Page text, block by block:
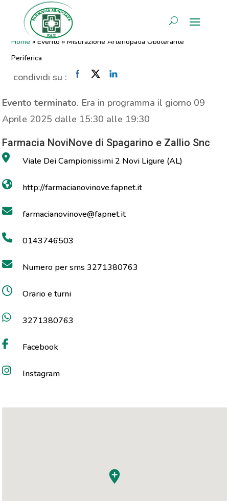
AREA RISERVATA
Misurazione Arteriopatia
Obliterante Periferica
Home »Evento »Misurazione Arteriopatia Obliterante
Periferica
condividi su :
Evento terminato. Era in programma il giorno 09
Aprile 2025 dalle 15:30 alle 19:30
Farmacia NoviNove di Spagarino e Zallio Snc
Viale Dei Campionissimi 2 Novi Ligure (AL)
http://farmacianovinove.fapnet.it
farmacianovinove@fapnet.it
0143746503
Numero per sms 3271380763
Orario e turni
3271380763
Facebook
Instagram